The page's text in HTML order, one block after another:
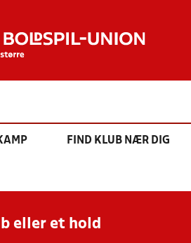
FIND KLUB NÆR DIG
eller et hold